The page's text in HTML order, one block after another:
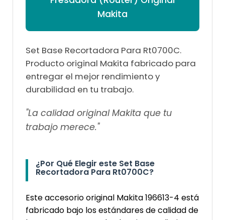
Makita
Set Base Recortadora Para Rt0700C.
Producto original Makita fabricado para
entregar el mejor rendimiento y
durabilidad en tu trabajo.
"La calidad original Makita que tu
trabajo merece."
¿Por Qué Elegir este Set Base
Recortadora Para Rt0700C?
Este accesorio original Makita 196613-4 está
fabricado bajo los estándares de calidad de